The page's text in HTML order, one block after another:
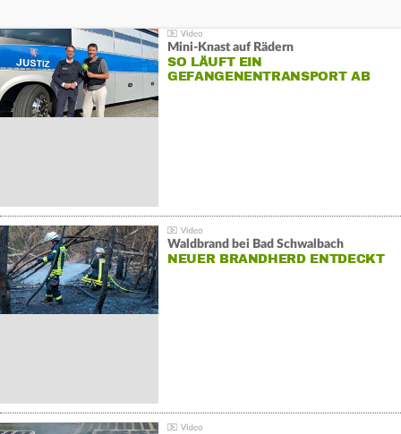
Mini-Knast auf Rädern
SO LÄUFT EIN
GEFANGENENTRANSPORT AB
Waldbrand bei Bad Schwalbach
NEUER BRANDHERD ENTDECKT